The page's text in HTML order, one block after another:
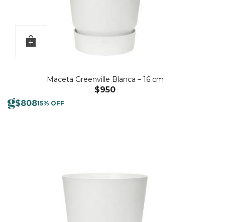
Maceta Greenville Blanca – 16 cm
$950
$80815% OFF